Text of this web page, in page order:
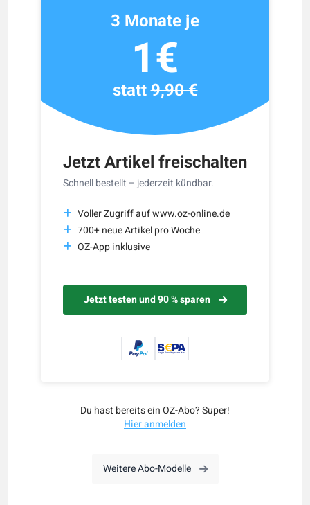
Jetzt Artikel freischalten
Schnell bestellt – jederzeit kündbar.
Voller Zugriff auf www.oz-online.de
700+ neue Artikel pro Woche
OZ-App inklusive
Jetzt testen und 90 % sparen
3 Monate je
1€
statt9,90 €
Du hast bereits ein OZ-Abo? Super!
Hier anmelden
Weitere Abo-Modelle